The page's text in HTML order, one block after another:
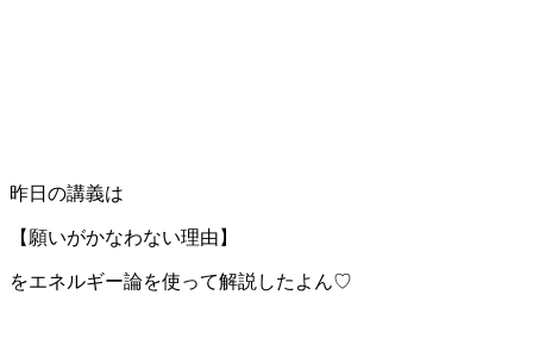
昨日の講義は
【願いがかなわない理由】
をエネルギー論を使って解説したよん♡